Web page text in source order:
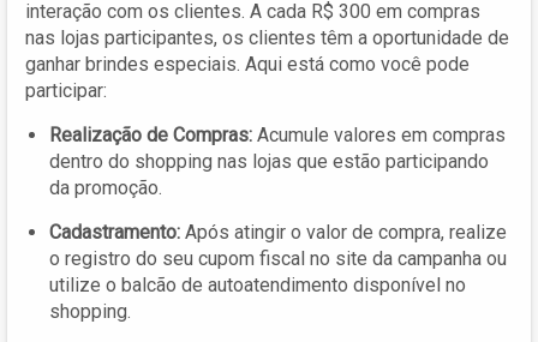
interação com os clientes. A cada R$ 300 em compras
nas lojas participantes, os clientes têm a oportunidade de
ganhar brindes especiais. Aqui está como você pode
participar:
Realização de Compras: Acumule valores em compras
dentro do shopping nas lojas que estão participando
da promoção.
Cadastramento: Após atingir o valor de compra, realize
o registro do seu cupom fiscal no site da campanha ou
utilize o balcão de autoatendimento disponível no
shopping.